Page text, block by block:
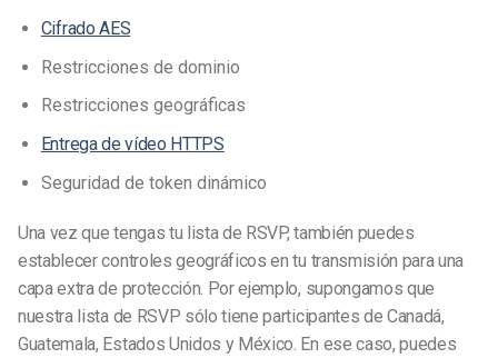
Cifrado AES
Restricciones de dominio
Restricciones geográficas
Entrega de vídeo HTTPS
Seguridad de token dinámico
Una vez que tengas tu lista de RSVP, también puedes
establecer controles geográficos en tu transmisión para una
capa extra de protección. Por ejemplo, supongamos que
nuestra lista de RSVP sólo tiene participantes de Canadá,
Guatemala, Estados Unidos y México. En ese caso, puedes